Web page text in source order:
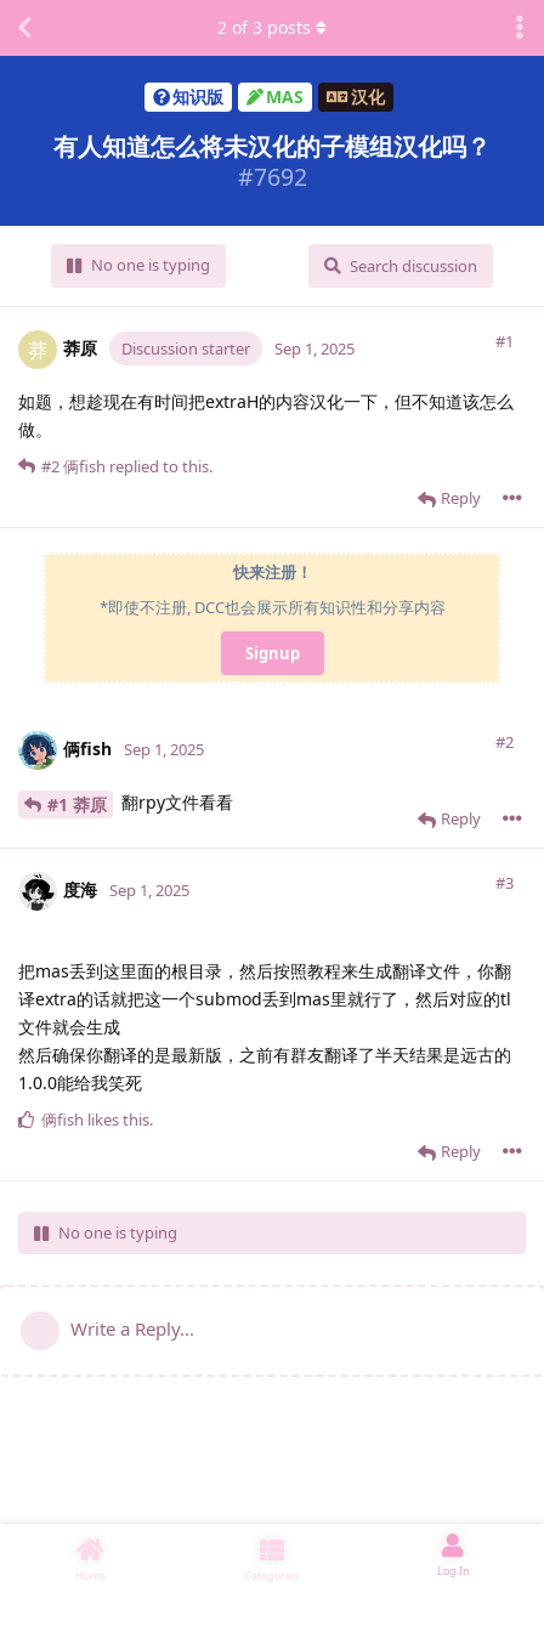
知识版 MAS 汉化
有人知道怎么将未汉化的子模组汉化吗？
#7692
No one is typing Search discussion
2 of 3 posts
莽 莽原 Discussion starter #1
Sep 1, 2025
如题，想趁现在有时间把extraH的内容汉化一下，但不知道该怎么
做。
Reply
#2俩fish replied to this.
快来注册！
*即使不注册, DCC也会展示所有知识性和分享内容
Signup
俩fish #2
Sep 1, 2025
#1 莽原 翻rpy文件看看
Reply
度海 #3
Sep 1, 2025
把mas丢到这里面的根目录，然后按照教程来生成翻译文件，你翻
译extra的话就把这一个submod丢到mas里就行了，然后对应的tl
文件就会生成
然后确保你翻译的是最新版，之前有群友翻译了半天结果是远古的
1.0.0能给我笑死
Reply
俩fish likes this.
No one is typing
Write a Reply...
Home Categories Log In